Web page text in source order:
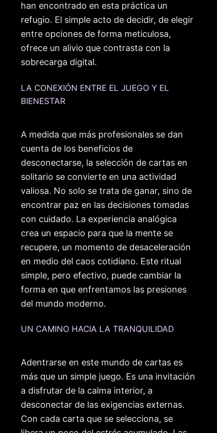
han encontrado en esta práctica un
refugio. El simple acto de decidir, de elegir
entre opciones de forma meticulosa,
ofrece un alivio que contrasta con la
sobrecarga digital.
LA CONEXIÓN ENTRE EL JUEGO Y EL
BIENESTAR
A medida que más profesionales se dan
cuenta de los beneficios de
desconectarse, la selección de cartas en
solitario se convierte en una actividad
valiosa. No solo se trata de ganar, sino de
encontrar paz en las decisiones tomadas
con cuidado. La experiencia analógica
crea un espacio para que la mente se
recupere, un momento de desaceleración
en medio del caos cotidiano. Este ritual
simple, pero efectivo, puede cambiar la
forma en que enfrentamos las presiones
del mundo moderno.
UN CAMINO HACIA LA TRANQUILIDAD
Adentrarse en este mundo de cartas es
más que un simple juego. Es una invitación
a disfrutar de la calma interior, a
desconectar de las exigencias externas.
Con cada carta que se selecciona, se